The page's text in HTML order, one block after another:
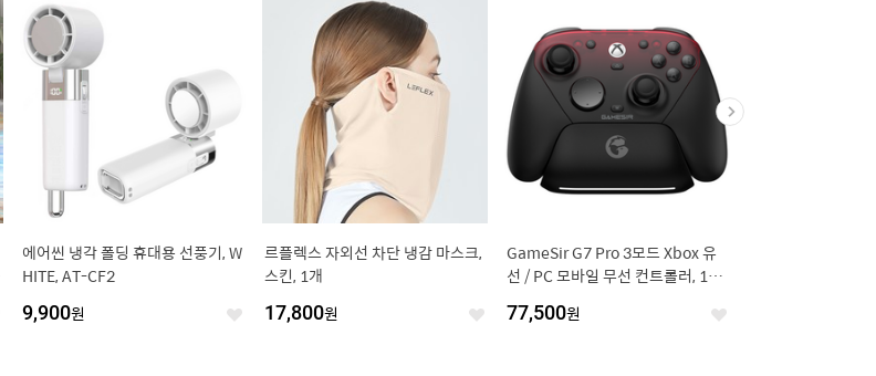
로랜텍 아이폰 애플워치 에어팟 맥
세이프 고속 무선충전기, 핑크, 1개
18,800원 좋
레오센트 튼튼한 프리미엄 다회용
레인코트 남여공용 우비
13,800원 좋
MJ21 라이트핏 슬립온 아쿠아슈즈
AA711
16,800원 좋